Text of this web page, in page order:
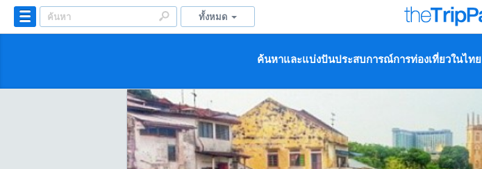
ทั้งหมด
ค้นหาและแบ่งปันประสบการณ์การท่องเที่ยวในไทย